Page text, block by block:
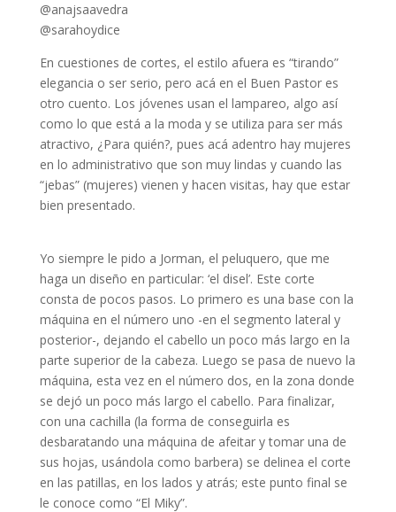
@anajsaavedra
@sarahoydice
En cuestiones de cortes, el estilo afuera es “tirando”
elegancia o ser serio, pero acá en el Buen Pastor es
otro cuento. Los jóvenes usan el lampareo, algo así
como lo que está a la moda y se utiliza para ser más
atractivo, ¿Para quién?, pues acá adentro hay mujeres
en lo administrativo que son muy lindas y cuando las
“jebas” (mujeres) vienen y hacen visitas, hay que estar
bien presentado.
Yo siempre le pido a Jorman, el peluquero, que me
haga un diseño en particular: ‘el disel’. Este corte
consta de pocos pasos. Lo primero es una base con la
máquina en el número uno -en el segmento lateral y
posterior-, dejando el cabello un poco más largo en la
parte superior de la cabeza. Luego se pasa de nuevo la
máquina, esta vez en el número dos, en la zona donde
se dejó un poco más largo el cabello. Para finalizar,
con una cachilla (la forma de conseguirla es
desbaratando una máquina de afeitar y tomar una de
sus hojas, usándola como barbera) se delinea el corte
en las patillas, en los lados y atrás; este punto final se
le conoce como “El Miky”.